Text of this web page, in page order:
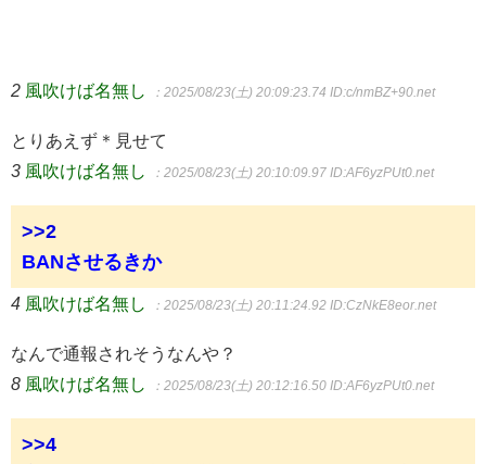
2 風吹けば名無し ：2025/08/23(土) 20:09:23.74 ID:c/nmBZ+90.net
とりあえず＊見せて
3 風吹けば名無し ：2025/08/23(土) 20:10:09.97 ID:AF6yzPUt0.net
>>2
BANさせるきか
4 風吹けば名無し ：2025/08/23(土) 20:11:24.92 ID:CzNkE8eor.net
なんで通報されそうなんや？
8 風吹けば名無し ：2025/08/23(土) 20:12:16.50 ID:AF6yzPUt0.net
>>4